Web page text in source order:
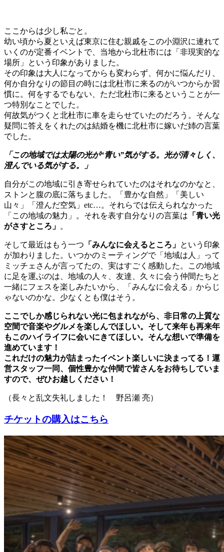
ここからは少し私ごと。
幼い頃から夏といえば東京に住む親戚をこの小淵沢に連れて
いくのが定番イベントで、当地から北杜市には「非現実的な
場所」という印象がありました。
その印象は大人になってからも変わらず、何かに悩んだり、
何か自分なりの節目の時には北杜市に来るのがいつからか習
慣に。何をするでもない、ただ北杜市に来るということが一
つ特別なことでした。
何故気がつくと北杜市に車を走らせていたのだろう。そんな
疑問に答えをくれたのは結婚を機に北杜市に嫁いだ姉の言葉
でした。
「この地域では太陽の光が“青い”気がする。光が清々しく、
澄んでいる気がする。」
自分がこの地域に引き寄せられていたのはそれなのかなと、
ストンと腹の底に落ちました。「豊かな自然」「美しい
山々」「澄んだ空気」etc…。それらでは伝えられなかった
「この地域の魅力」。それを表す自分なりの言葉は 「青い光
がさすところ」 。
そして最近はもう一つ 「みんなに会えるところ」 という印象
が加わりました。いつかのミーティングで「地域は人」って
ミッチェさんが言ってたの、実はすごく感動した。この地域
に足を運ぶのは、地域の人々、友達、久々に会う仲間たちと
一緒にフェスを楽しみたいから、「みんなに会える」からじ
ゃないのかな。少なくとも僕はそう。
ここでしか感じられない光に包まれながら、非日常の上質な
空間で音楽やグルメを楽しんでほしい。そして来年も再来年
もこのハイライフに会いにきてほしい。そんな想いで準備を
進めています！
これだけの魅力が詰まったイベント楽しいに決まってる！運
営スタッフ一同、個性豊かな仲間で皆さんをお待ちしていま
すので、ぜひお越しください！
（長々と乱文失礼しました！ 野呂瀬 亮）
チケットの購入はこちら